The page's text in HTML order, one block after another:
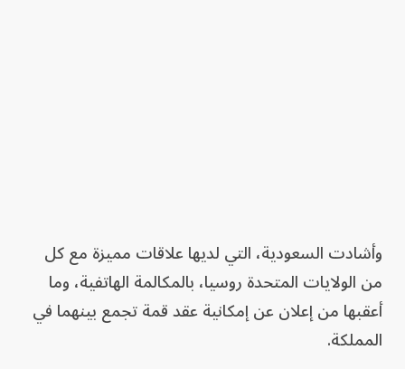
وأشادت السعودية، التي لديها علاقات مميزة مع كل
من الولايات المتحدة روسيا، بالمكالمة الهاتفية، وما
أعقبها من إعلان عن إمكانية عقد قمة تجمع بينهما في
المملكة.